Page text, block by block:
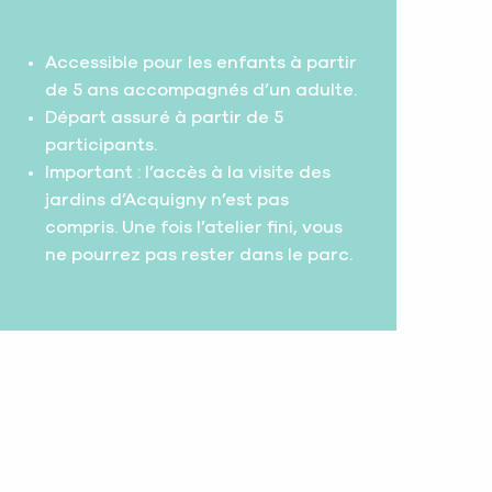
Accessible pour les enfants à partir
de 5 ans accompagnés d’un adulte.
Départ assuré à partir de 5
participants.
Important : l’accès à la visite des
jardins d’Acquigny n’est pas
compris. Une fois l’atelier fini, vous
ne pourrez pas rester dans le parc.